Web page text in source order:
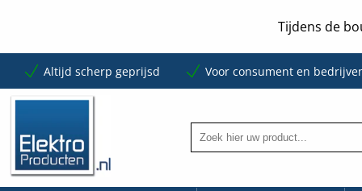
Tijdens de
Altijd scherp geprijsd Voor consument en